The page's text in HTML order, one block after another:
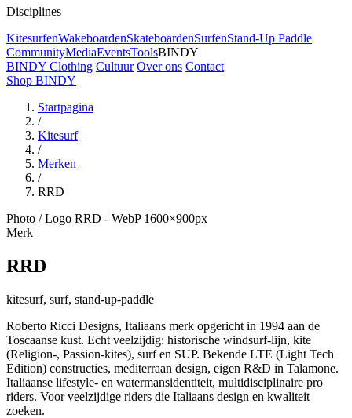
Disciplines
KitesurfenWakeboardenSkateboardenSurfenStand-Up Paddle
CommunityMediaEventsToolsBINDY
BINDY Clothing Cultuur Over ons Contact
Shop BINDY
Startpagina
/
Kitesurf
/
Merken
/
RRD
Photo / Logo RRD - WebP 1600×900px
Merk
RRD
kitesurf, surf, stand-up-paddle
Roberto Ricci Designs, Italiaans merk opgericht in 1994 aan de
Toscaanse kust. Echt veelzijdig: historische windsurf-lijn, kite
(Religion-, Passion-kites), surf en SUP. Bekende LTE (Light Tech
Edition) constructies, mediterraan design, eigen R&D in Talamone.
Italiaanse lifestyle- en watermansidentiteit, multidisciplinaire pro
riders. Voor veelzijdige riders die Italiaans design en kwaliteit
zoeken.